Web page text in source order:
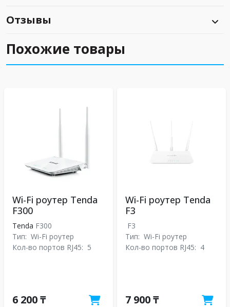
Отзывы
Похожие товары
Wi-Fi роутер Tenda
F300
Tenda F300
Тип: Wi-Fi роутер
Кол-во портов RJ45: 5
6 200 ₸
Wi-Fi роутер Tenda
F3
F3
Тип: Wi-Fi роутер
Кол-во портов RJ45: 4
7 900 ₸